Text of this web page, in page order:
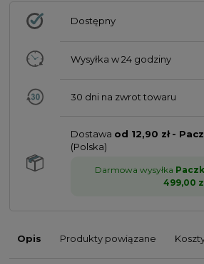
Dostępny
Wysyłka w24 godziny
30 dni na zwrot towaru
Dostawa od 12,90 zł -
(Polska)
Darmowa wysyłka
499,00
Opis Produkty powiązane